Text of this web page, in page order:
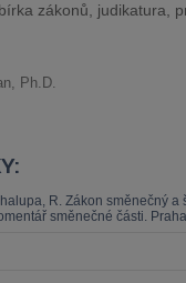
zákonů, judikatura,
Ph.D.
R. Zákon směnečný
směnečné části.